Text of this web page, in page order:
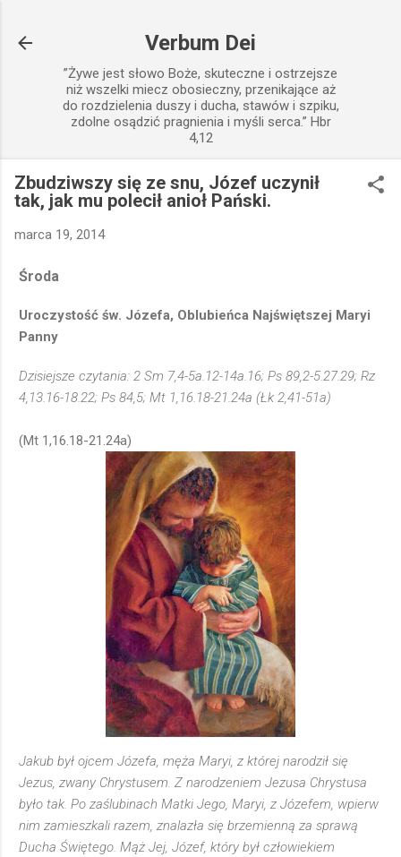
Verbum Dei
”Żywe jest słowo Boże, skuteczne i ostrzejsze
niż wszelki miecz obosieczny, przenikające aż
do rozdzielenia duszy i ducha, stawów i szpiku,
zdolne osądzić pragnienia i myśli serca.” Hbr
4,12
Zbudziwszy się ze snu, Józef uczynił
tak, jak mu polecił anioł Pański.
marca 19, 2014
Środa
Uroczystość św. Józefa, Oblubieńca Najświętszej Maryi
Panny
Dzisiejsze czytania: 2 Sm 7,4-5a.12-14a.16; Ps 89,2-5.27.29; Rz
4,13.16-18.22; Ps 84,5; Mt 1,16.18-21.24a (Łk 2,41-51a)
(Mt 1,16.18-21.24a)
Jakub był ojcem Józefa, męża Maryi, z której narodził się
Jezus, zwany Chrystusem. Z narodzeniem Jezusa Chrystusa
było tak. Po zaślubinach Matki Jego, Maryi, z Józefem, wpierw
nim zamieszkali razem, znalazła się brzemienną za sprawą
Ducha Świętego. Mąż Jej, Józef, który był człowiekiem